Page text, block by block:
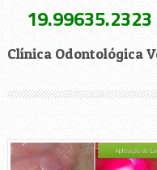
19.99635.2323
Clínica Odontológica